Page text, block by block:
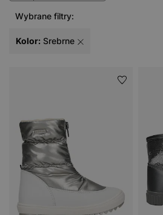
Wybrane filtry:
Kolor: Srebrne